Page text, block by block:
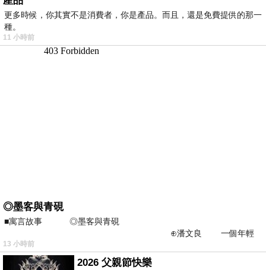
更多時候，你其實不是消費者，你是產品。而且，還是免費提供的那一
種。
11 小時前
◎墨客與青硯
■寓言故事 ◎墨客與青硯
⊕潘文良 一個年輕
的墨客，在京城的古玩肆裡
13 小時前
2026 父親節快樂